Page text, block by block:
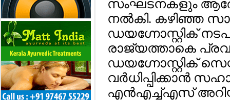
സംഘടനകളും
നല്‍കി. കഴിഞ്ഞ
ഡയഗ്നോസ്റ്റിക്
രാജ്യത്താകെ
ഡയഗ്നോസ്റ്റിക്
വര്‍ധിപ്പിക്കാന്‍
എന്‍എച്ച്എസ്